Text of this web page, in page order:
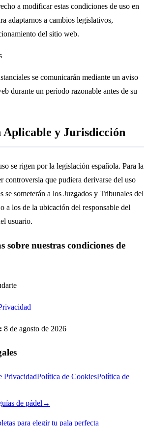
a modificar estas condiciones de uso en
adaptarnos a cambios legislativos,
del sitio web.
se comunicarán mediante un aviso
durante un período razonable antes de su
Aplicable y Jurisdicción
se rigen por la legislación española. Para la
controversia que pudiera derivarse del uso
se someterán a los Juzgados y Tribunales del
a los de la ubicación del responsable del
usuario.
sobre nuestras condiciones de
8 de agosto de 2026
PrivacidadPolítica de CookiesPolítica de
de pádel →
para elegir tu pala perfecta